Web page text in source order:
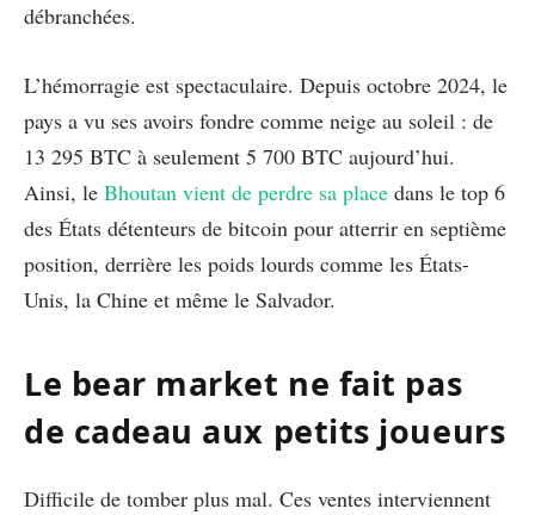
débranchées.
L’hémorragie est spectaculaire. Depuis octobre 2024, le
pays a vu ses avoirs fondre comme neige au soleil : de
13 295 BTC à seulement 5 700 BTC aujourd’hui.
Ainsi, le Bhoutan vient de perdre sa place dans le top 6
des États détenteurs de bitcoin pour atterrir en septième
position, derrière les poids lourds comme les États-
Unis, la Chine et même le Salvador.
Le bear market ne fait pas
de cadeau aux petits joueurs
Difficile de tomber plus mal. Ces ventes interviennent